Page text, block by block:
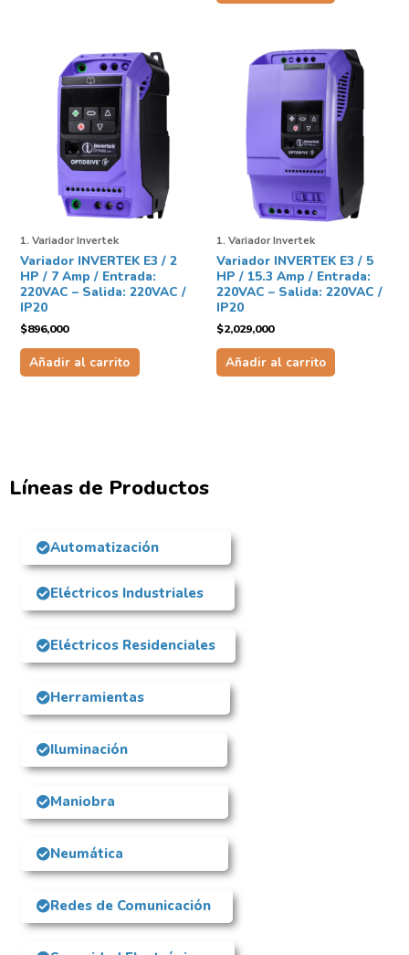
1. Variador Invertek
Variador INVERTEK E3 / 2
HP / 7 Amp / Entrada:
220VAC – Salida: 220VAC /
IP20
$896,000
Añadir al carrito
1. Variador Invertek
Variador INVERTEK E3 / 5
HP / 15.3 Amp / Entrada:
220VAC – Salida: 220VAC /
IP20
$2,029,000
Añadir al carrito
Líneas de Productos
Automatización
Eléctricos Industriales
Eléctricos Residenciales
Herramientas
Iluminación
Maniobra
Neumática
Redes de Comunicación